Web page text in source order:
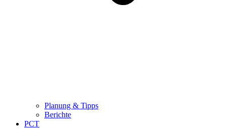
Planung & Tipps
Berichte
PCT